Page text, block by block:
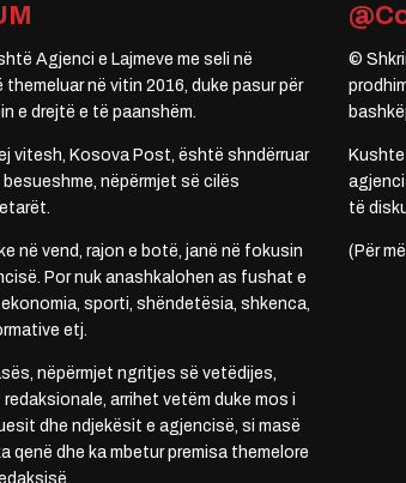
Agjenci e Lajmeve me seli në
themeluar në vitin 2016, duke pasur për
e drejtë e të paanshëm.
vitesh, Kosova Post, është shndërruar
nëpërmjet së cilës
në vend, rajon e botë, janë në fokusin
Por nuk anashkalohen as fushat e
sporti, shëndetësia, shkenca,
etj.
nëpërmjet ngritjes së vetëdijes,
arrihet vetëm duke mos i
dhe ndjekësit e agjencisë, si masë
qenë dhe ka mbetur premisa themelore
©
të
(Për